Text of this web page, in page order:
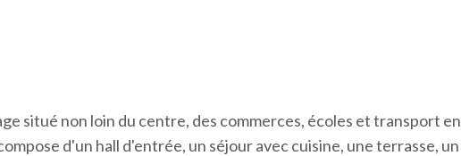
situé non loin du centre, des commerces, écoles et transport en
d'un hall d'entrée, un séjour avec cuisine, une terrasse, un